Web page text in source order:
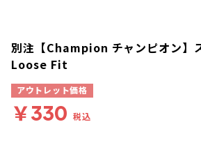
別注【Champion チャンピオン】
Loose Fit
アウトレット価格
￥330 税込